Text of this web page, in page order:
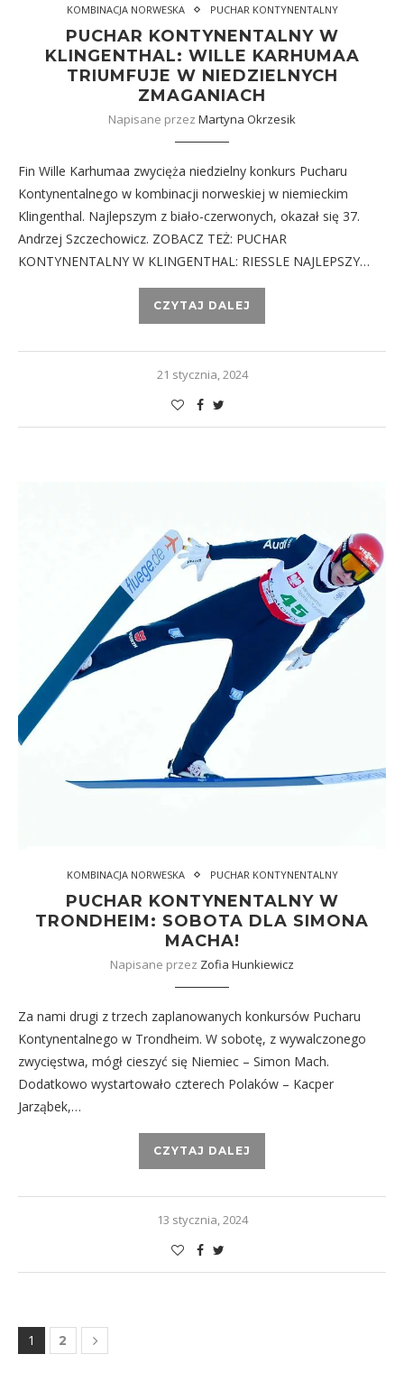
KOMBINACJA NORWESKA PUCHAR KONTYNENTALNY
PUCHAR KONTYNENTALNY W
KLINGENTHAL: WILLE KARHUMAA
TRIUMFUJE W NIEDZIELNYCH
ZMAGANIACH
Napisane przez Martyna Okrzesik
Fin Wille Karhumaa zwycięża niedzielny konkurs Pucharu
Kontynentalnego w kombinacji norweskiej w niemieckim
Klingenthal. Najlepszym z biało-czerwonych, okazał się 37.
Andrzej Szczechowicz. ZOBACZ TEŻ: PUCHAR
KONTYNENTALNY W KLINGENTHAL: RIESSLE NAJLEPSZY…
CZYTAJ DALEJ
21 stycznia, 2024
KOMBINACJA NORWESKA PUCHAR KONTYNENTALNY
PUCHAR KONTYNENTALNY W
TRONDHEIM: SOBOTA DLA SIMONA
MACHA!
Napisane przez Zofia Hunkiewicz
Za nami drugi z trzech zaplanowanych konkursów Pucharu
Kontynentalnego w Trondheim. W sobotę, z wywalczonego
zwycięstwa, mógł cieszyć się Niemiec – Simon Mach.
Dodatkowo wystartowało czterech Polaków – Kacper
Jarząbek,…
CZYTAJ DALEJ
13 stycznia, 2024
1 2